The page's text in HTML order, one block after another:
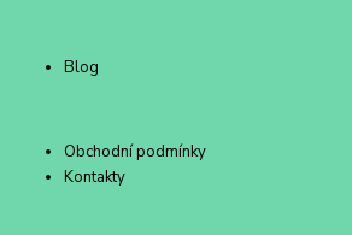
Blog
Obchodní podmínky
Kontakty